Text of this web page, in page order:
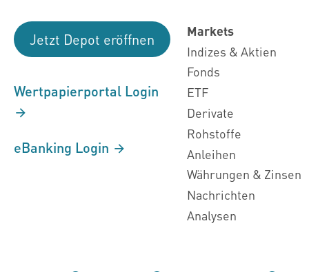
Jetzt Depot eröffnen
Wertpapierportal Login
eBanking Login
Markets
Indizes & Aktien
Fonds
ETF
Derivate
Rohstoffe
Anleihen
Währungen & Zinsen
Nachrichten
Analysen